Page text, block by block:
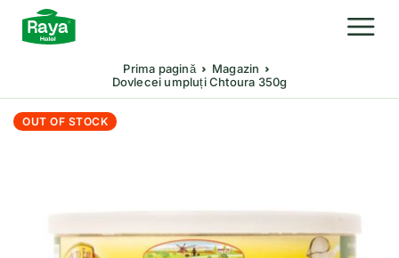
Prima pagină
Magazin
Dovlecei umpluți Chtoura 350g
OUT OF STOCK